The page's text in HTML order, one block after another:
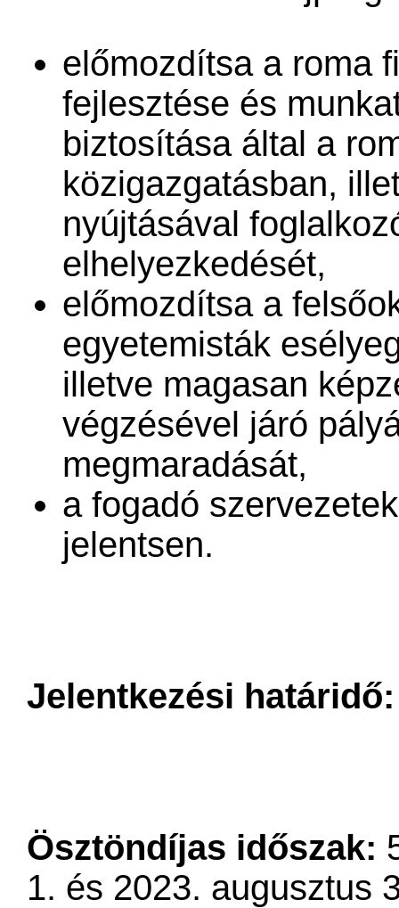
előmozdítsa a roma
fejlesztése és
biztosítása által a
közigazgatásban,
nyújtásával
elhelyezkedését,
előmozdítsa a
egyetemisták
illetve magasan
végzésével járó
megmaradását,
a fogadó
jelentsen.
Jelentkezési
Ösztöndíjas időszak:
1. és 2023. augusztus